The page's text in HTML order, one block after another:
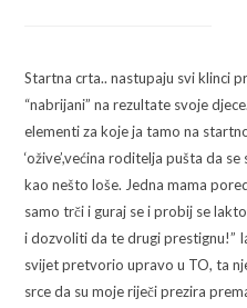
Startna crta.. nastupaju svi klinci
“nabrijani” na rezultate svoje
elementi za koje ja tamo na
‘ožive’,većina roditelja pušta da
kao nešto loše. Jedna mama
samo trči i guraj se i probij se
i dozvoliti da te drugi prestignu!”
svijet pretvorio upravo u TO, ta
srce da su moje riječi prezira